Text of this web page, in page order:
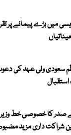
میں بڑے پیمانے پر
سعودی ولی عہد کی
استقبال
صدر کا خصوصی خط
شراکت داری مزید